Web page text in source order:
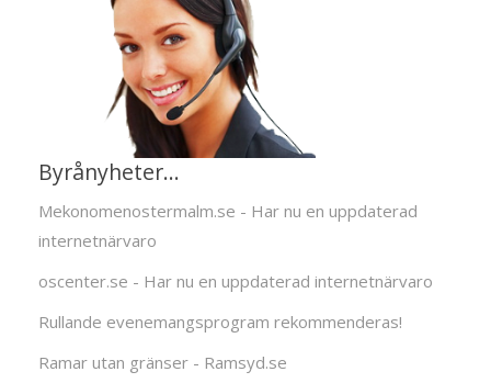
Byrånyheter...
Mekonomenostermalm.se - Har nu en uppdaterad
internetnärvaro
oscenter.se - Har nu en uppdaterad internetnärvaro
Rullande evenemangsprogram rekommenderas!
Ramar utan gränser - Ramsyd.se